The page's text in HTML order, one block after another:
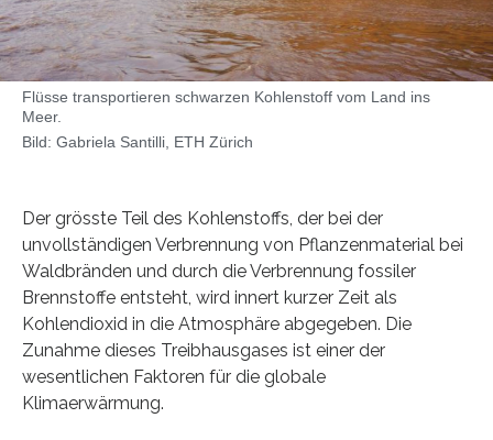
Flüsse transportieren schwarzen Kohlenstoff vom Land ins
Meer.
Bild: Gabriela Santilli, ETH Zürich
Der grösste Teil des Kohlenstoffs, der bei der
unvollständigen Verbrennung von Pflanzenmaterial bei
Waldbränden und durch die Verbrennung fossiler
Brennstoffe entsteht, wird innert kurzer Zeit als
Kohlendioxid in die Atmosphäre abgegeben. Die
Zunahme dieses Treibhausgases ist einer der
wesentlichen Faktoren für die globale
Klimaerwärmung.